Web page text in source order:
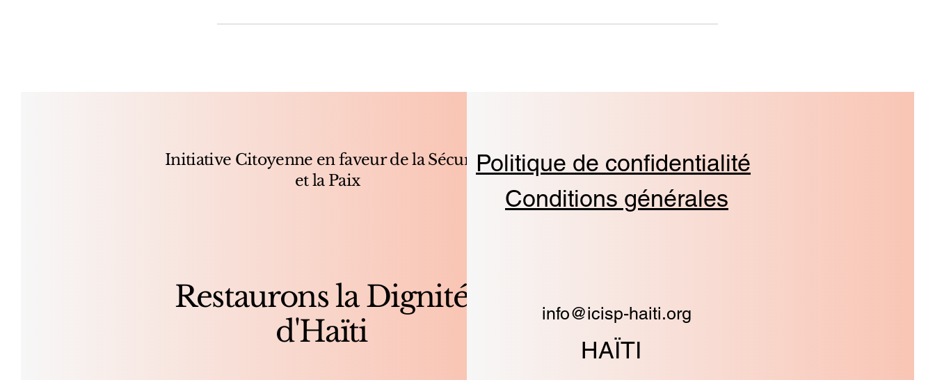
Initiative Citoyenne en faveur de la Sécurité
et la Paix
Restaurons la Dignité
d'Haïti
Politique de confidentialité
Conditions générales
info@icisp-haiti.org
HAÏTI